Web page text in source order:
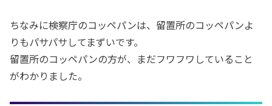
ちなみに検察庁のコッペパンは、留置所のコッペパンよ
りもパサパサしてまずいです。
留置所のコッペパンの方が、まだフワフワしていること
がわかりました。